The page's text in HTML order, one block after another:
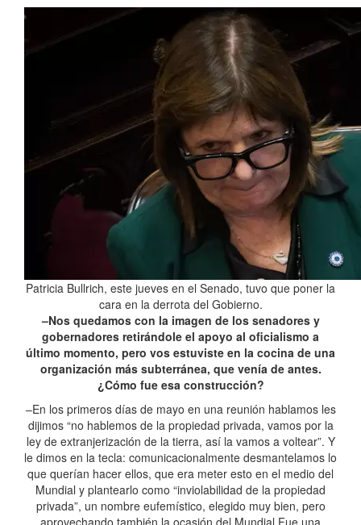
Patricia Bullrich, este jueves en el Senado, tuvo que poner la
cara en la derrota del Gobierno.
–Nos quedamos con la imagen de los senadores y
gobernadores retirándole el apoyo al oficialismo a
último momento, pero vos estuviste en la cocina de una
organización más subterránea, que venía de antes.
¿Cómo fue esa construcción?
–En los primeros días de mayo en una reunión hablamos les
dijimos “no hablemos de la propiedad privada, vamos por la
ley de extranjerización de la tierra, así la vamos a voltear”. Y
le dimos en la tecla: comunicacionalmente desmantelamos lo
que querían hacer ellos, que era meter esto en el medio del
Mundial y plantearlo como “inviolabilidad de la propiedad
privada”, un nombre eufemístico, elegido muy bien, pero
aprovechando también la ocasión del Mundial.Fue una